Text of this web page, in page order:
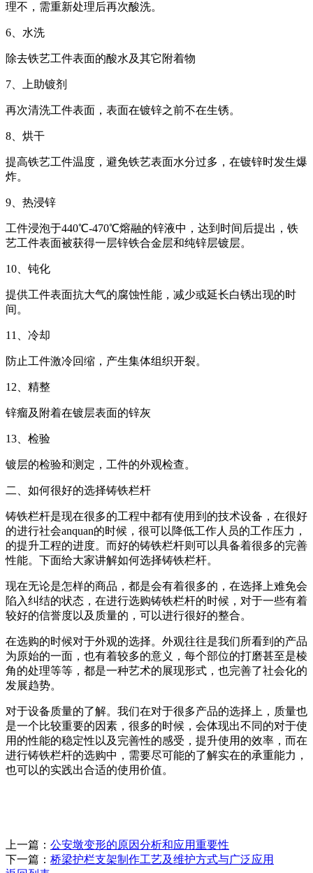
理不，需重新处理后再次酸洗。
6、水洗
除去铁艺工件表面的酸水及其它附着物
7、上助镀剂
再次清洗工件表面，表面在镀锌之前不在生锈。
8、烘干
提高铁艺工件温度，避免铁艺表面水分过多，在镀锌时发生爆
炸。
9、热浸锌
工件浸泡于440℃-470℃熔融的锌液中，达到时间后提出，铁
艺工件表面被获得一层锌铁合金层和纯锌层镀层。
10、钝化
提供工件表面抗大气的腐蚀性能，减少或延长白锈出现的时
间。
11、冷却
防止工件激冷回缩，产生集体组织开裂。
12、精整
锌瘤及附着在镀层表面的锌灰
13、检验
镀层的检验和测定，工件的外观检查。
二、如何很好的选择铸铁栏杆
铸铁栏杆是现在很多的工程中都有使用到的技术设备，在很好
的进行社会anquan的时候，很可以降低工作人员的工作压力，
的提升工程的进度。而好的铸铁栏杆则可以具备着很多的完善
性能。下面给大家讲解如何选择铸铁栏杆。
现在无论是怎样的商品，都是会有着很多的，在选择上难免会
陷入纠结的状态，在进行选购铸铁栏杆的时候，对于一些有着
较好的信誉度以及质量的，可以进行很好的整合。
在选购的时候对于外观的选择。外观往往是我们所看到的产品
为原始的一面，也有着较多的意义，每个部位的打磨甚至是棱
角的处理等等，都是一种艺术的展现形式，也完善了社会化的
发展趋势。
对于设备质量的了解。我们在对于很多产品的选择上，质量也
是一个比较重要的因素，很多的时候，会体现出不同的对于使
用的性能的稳定性以及完善性的感受，提升使用的效率，而在
进行铸铁栏杆的选购中，需要尽可能的了解实在的承重能力，
也可以的实践出合适的使用价值。
上一篇： 公安墩变形的原因分析和应用重要性
下一篇： 桥梁护栏支架制作工艺及维护方式与广泛应用